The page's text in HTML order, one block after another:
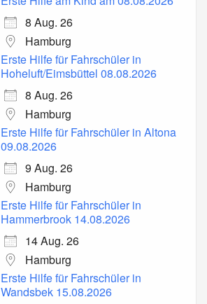
8 Aug. 26
Hamburg
Erste Hilfe für Fahrschüler in
Hoheluft/Eimsbüttel 08.08.2026
8 Aug. 26
Hamburg
Erste Hilfe für Fahrschüler in Altona
09.08.2026
9 Aug. 26
Hamburg
Erste Hilfe für Fahrschüler in
Hammerbrook 14.08.2026
14 Aug. 26
Hamburg
Erste Hilfe für Fahrschüler in
Wandsbek 15.08.2026